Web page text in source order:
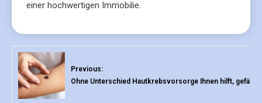
einer hochwertigen Immobilie.
Previous:
Ohne Unterschied Hautkrebsvorsorge Ihnen hilft,